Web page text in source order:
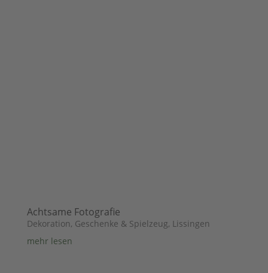
Achtsame Fotografie
Dekoration, Geschenke & Spielzeug, Lissingen
mehr lesen